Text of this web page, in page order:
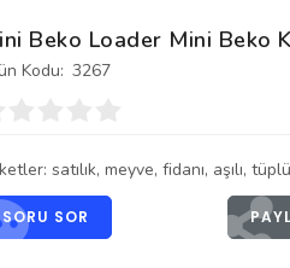
Beko Loader Mini Beko
Kodu: 3267
satılık, meyve, fidanı, aşılı, tüplü
SORU SOR